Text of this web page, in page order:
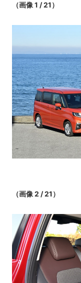
（画像 1 / 21）
（画像 2 / 21）